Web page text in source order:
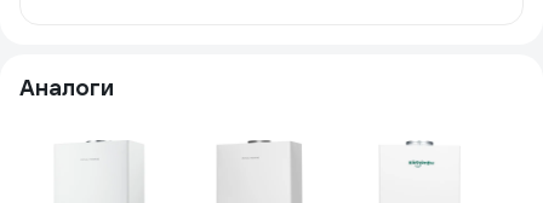
Аналоги